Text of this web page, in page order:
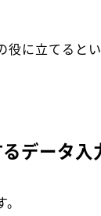
に立てると
データ入